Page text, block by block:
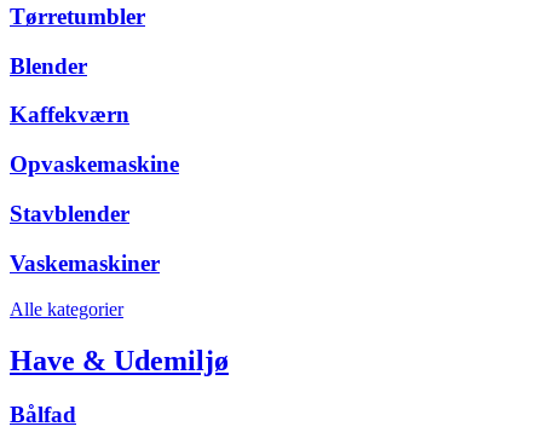
Tørretumbler
Blender
Kaffekværn
Opvaskemaskine
Stavblender
Vaskemaskiner
Alle kategorier
Have & Udemiljø
Bålfad